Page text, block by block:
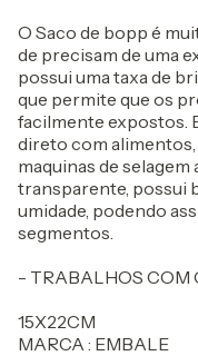
O Saco de bopp é
de precisam de uma
possui uma taxa de
que permite que os
facilmente expostos.
direto com
maquinas de
transparente, possui
umidade, podendo
segmentos.
- TRABALHOS COM
15X22CM
MARCA : EMBALE